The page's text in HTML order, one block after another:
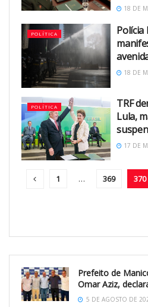
18 DE
POLÍTICA
18 DE
POLÍTICA
TRF
Lula,
17 DE
1 … 369 370
Prefeito de
Omar Aziz,
5 DE AGOSTO DE